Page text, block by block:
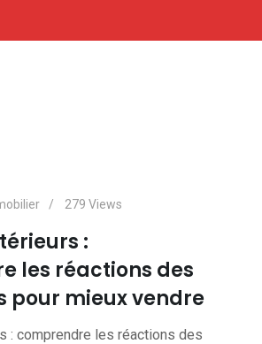
279 Views
:
les réactions des
pour mieux vendre
: comprendre les réactions des